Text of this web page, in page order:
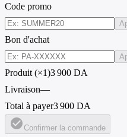
Code promo
Bon d'achat
Produit (×1)3 900 DA
Livraison—
Total à payer3 900 DA
check_circle Confirmer la commande